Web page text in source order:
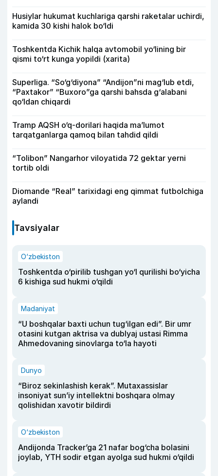
Husiylar hukumat kuchlariga qarshi raketalar uchirdi,
kamida 30 kishi halok bo‘ldi
Toshkentda Kichik halqa avtomobil yo‘lining bir
qismi to‘rt kunga yopildi (xarita)
Superliga. “So‘g‘diyona” “Andijon”ni mag‘lub etdi,
“Paxtakor” “Buxoro”ga qarshi bahsda g‘alabani
qo‘ldan chiqardi
Tramp AQSH o‘q-dorilari haqida ma’lumot
tarqatganlarga qamoq bilan tahdid qildi
“Tolibon” Nangarhor viloyatida 72 gektar yerni
tortib oldi
Diomande “Real” tarixidagi eng qimmat futbolchiga
aylandi
Tavsiyalar
O‘zbekiston
Toshkentda o‘pirilib tushgan yo‘l qurilishi bo‘yicha
6 kishiga sud hukmi o‘qildi
Madaniyat
“U boshqalar baxti uchun tug‘ilgan edi”. Bir umr
otasini kutgan aktrisa va dublyaj ustasi Rimma
Ahmedovaning sinovlarga to‘la hayoti
Dunyo
“Biroz sekinlashish kerak”. Mutaxassislar
insoniyat sun’iy intellektni boshqara olmay
qolishidan xavotir bildirdi
O‘zbekiston
Andijonda Tracker’ga 21 nafar bog‘cha bolasini
joylab, YTH sodir etgan ayolga sud hukmi o‘qildi